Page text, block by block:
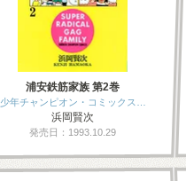
浦安鉄筋家族 第2巻
少年チャンピオン・コミックス…
浜岡賢次
発売日：1993.10.29